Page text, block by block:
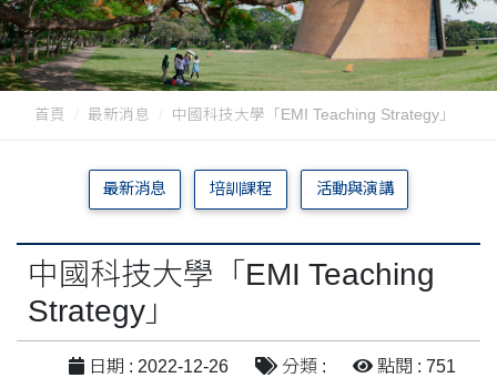
首頁 最新消息 中國科技大學「EMI Teaching Strategy」
最新消息 培訓課程 活動與演講
中國科技大學「EMI Teaching
Strategy」
日期 : 2022-12-26 分類 : 點閱 : 751